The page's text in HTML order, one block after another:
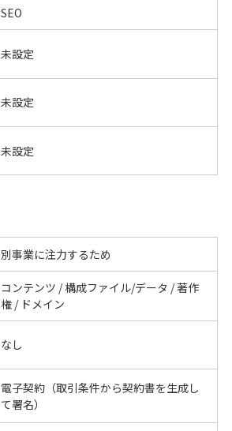
SEO
未設定
未設定
未設定
別事業に注力するため
コンテンツ / 構成ファイル/データ / 著作
権 / ドメイン
なし
電子契約（取引条件から契約書を生成し
て署名）